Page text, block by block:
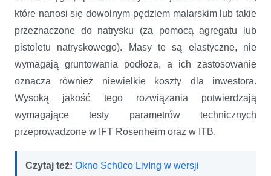
które nanosi się dowolnym pędzlem malarskim lub takie
przeznaczone do natrysku (za pomocą agregatu lub
pistoletu natryskowego). Masy te są elastyczne, nie
wymagają gruntowania podłoża, a ich zastosowanie
oznacza również niewielkie koszty dla inwestora.
Wysoką jakość tego rozwiązania potwierdzają
wymagające testy parametrów technicznych
przeprowadzone w IFT Rosenheim oraz w ITB.
Czytaj też: Okno Schüco LivIng w wersji